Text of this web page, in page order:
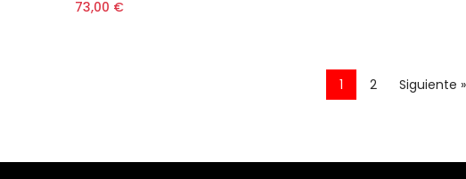
73,00 €
1 2 Siguiente »